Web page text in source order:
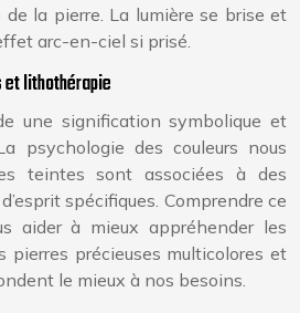
la pierre. La lumière se brise et
arc-en-ciel si prisé.
lithothérapie
une signification symbolique et
psychologie des couleurs nous
teintes sont associées à des
spécifiques. Comprendre ce
aider à mieux appréhender les
pierres précieuses multicolores et
le mieux à nos besoins.